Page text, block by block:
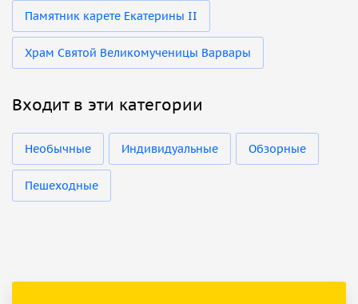
Памятник карете Екатерины II
Храм Святой Великомученицы Варвары
Входит в эти категории
Необычные Индивидуальные Обзорные
Пешеходные